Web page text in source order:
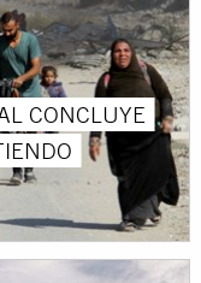
CONCLUYE